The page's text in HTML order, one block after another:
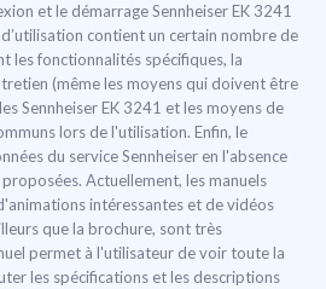
et le démarrage Sennheiser EK 3241
contient un certain nombre de
les fonctionnalités spécifiques, la
(même les moyens qui doivent être
Sennheiser EK 3241 et les moyens de
lors de l'utilisation. Enfin, le
du service Sennheiser en l'absence
Actuellement, les manuels
intéressantes et de vidéos
que la brochure, sont très
permet à l'utilisateur de voir toute la
les spécifications et les descriptions